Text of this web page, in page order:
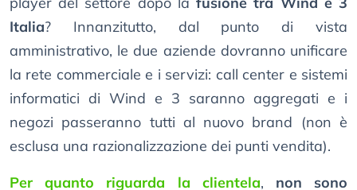
Italia? Innanzitutto, dal punto di vista
amministrativo, le due aziende dovranno unificare
la rete commerciale e i servizi: call center e sistemi
informatici di Wind e 3 saranno aggregati e i
negozi passeranno tutti al nuovo brand (non è
esclusa una razionalizzazione dei punti vendita).
Per quanto riguarda la clientela, non sono